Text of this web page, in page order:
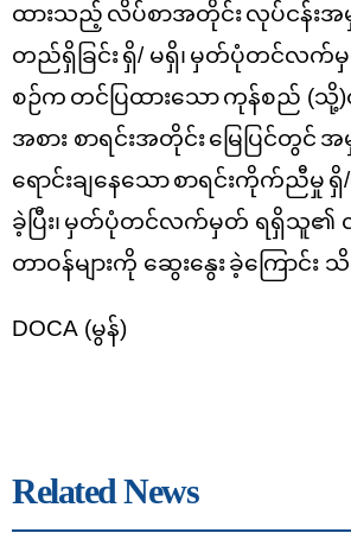
ထားသည့် လိပ်စာအတိုင်းလုပ်ငန်း
တည်ရှိခြင်းရှိ/ မရှိ၊ မှတ်ပုံတင်လက်မှ
စဉ်က တင်ပြထားသောကုန်စည် (သို့)
အစား စာရင်းအတိုင်းမြေပြင်တွင် အ
ရောင်းချနေသောစာရင်းကိုက်ညီမှု ရှိ/
ခဲ့ပြီး၊ မှတ်ပုံတင်လက်မှတ် ရရှိသူ၏
တာဝန်များကို ဆွေးနွေးခဲ့ကြောင်း သိ
DOCA (မွန်)
Related News